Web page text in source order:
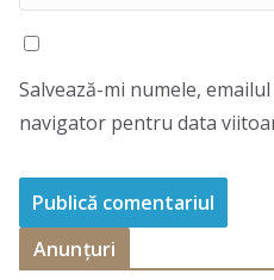
Salvează-mi numele,
navigator pentru data
Anunțuri